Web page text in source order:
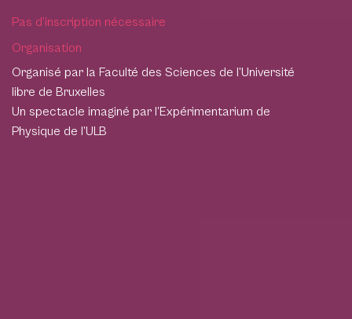
Pas d’inscription nécessaire
Organisation
Organisé par la Faculté des Sciences de l’Université
libre de Bruxelles
Un spectacle imaginé par l’Expérimentarium de
Physique de l’ULB